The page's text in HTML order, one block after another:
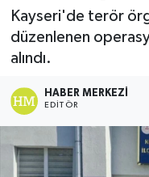
Kayseri'de terör
düzenlenen
alındı.
HABER MERKEZI
EDITÖR
Tüm Manşetler
Son Dakika
Haber Arşivi